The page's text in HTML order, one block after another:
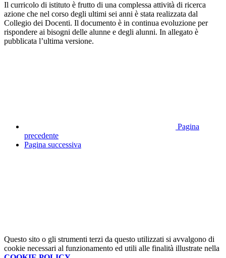
Il curricolo di istituto è frutto di una complessa attività di ricerca
azione che nel corso degli ultimi sei anni è stata realizzata dal
Collegio dei Docenti. Il documento è in continua evoluzione per
rispondere ai bisogni delle alunne e degli alunni. In allegato è
pubblicata l’ultima versione.
Pagina
precedente
Pagina successiva
Questo sito o gli strumenti terzi da questo utilizzati si avvalgono di
cookie necessari al funzionamento ed utili alle finalità illustrate nella